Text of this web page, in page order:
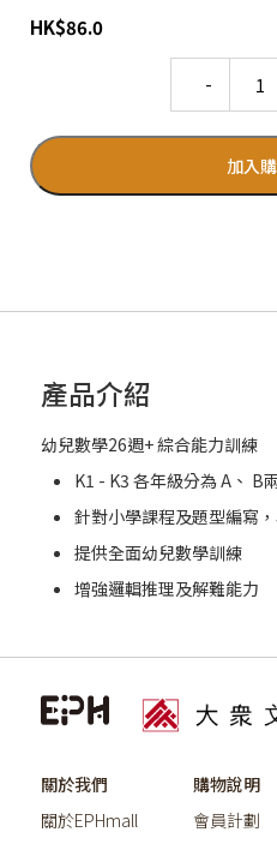
HK$86.0
加入
產品介紹
幼兒數學26週+ 綜合能力訓練
K1 - K3 各年級分為 A、 B
針對小學課程及題型編寫
提供全面幼兒數學訓練
增強邏輯推理及解難能力
關於我們
關於EPHmall
購物說明
會員計劃